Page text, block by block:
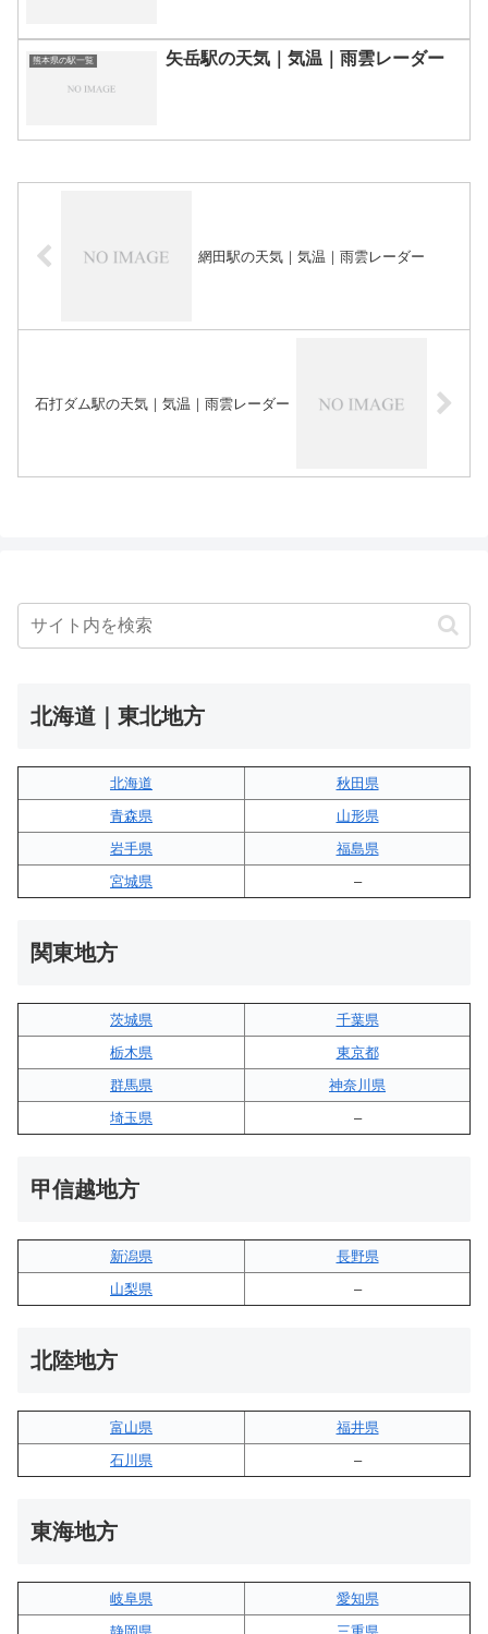
熊本県の駅一覧 矢岳駅の天気｜気温｜雨雲レーダー
網田駅の天気｜気温｜雨雲レーダー
石打ダム駅の天気｜気温｜雨雲レーダー
北海道｜東北地方
北海道
秋田県
青森県
山形県
岩手県
福島県
宮城県
–
関東地方
茨城県
千葉県
栃木県
東京都
群馬県
神奈川県
埼玉県
–
甲信越地方
新潟県
長野県
山梨県
–
北陸地方
富山県
福井県
石川県
–
東海地方
岐阜県
愛知県